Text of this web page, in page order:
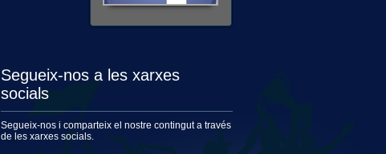
Segueix-nos a les xarxes
socials
Segueix-nos i comparteix el nostre contingut a través
de les xarxes socials.